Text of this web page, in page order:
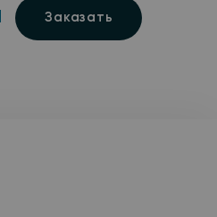
Заказать